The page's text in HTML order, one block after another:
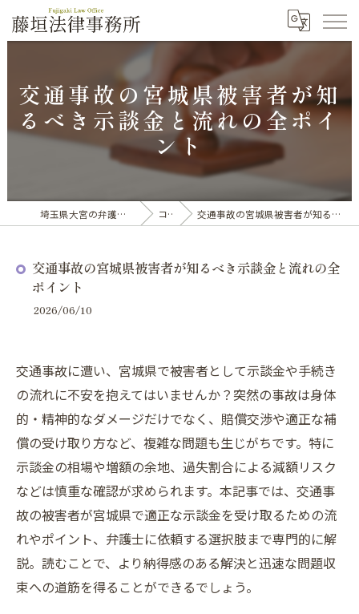
交通事故の宮城県被害者が知
るべき示談金と流れの全ポイ
ント
埼玉県大宮の弁護士なら藤垣法律事務所 コラム 交通事故の宮城県被害者が知るべき示談金と流れの全ポイント
交通事故の宮城県被害者が知るべき示談金と流れの全
ポイント
2026/06/10
交通事故に遭い、宮城県で被害者として示談金や手続き
の流れに不安を抱えてはいませんか？突然の事故は身体
的・精神的なダメージだけでなく、賠償交渉や適正な補
償の受け取り方など、複雑な問題も生じがちです。特に
示談金の相場や増額の余地、過失割合による減額リスク
などは慎重な確認が求められます。本記事では、交通事
故の被害者が宮城県で適正な示談金を受け取るための流
れやポイント、弁護士に依頼する選択肢まで専門的に解
説。読むことで、より納得感のある解決と迅速な問題収
束への道筋を得ることができるでしょう。